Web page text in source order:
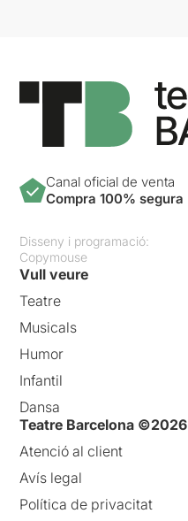
Canal oficial de venta
Compra 100% segura
Disseny i programació:
Copymouse
Vull veure
Teatre
Musicals
Humor
Infantil
Dansa
Teatre Barcelona ©2026
Atenció al client
Avís legal
Política de privacitat